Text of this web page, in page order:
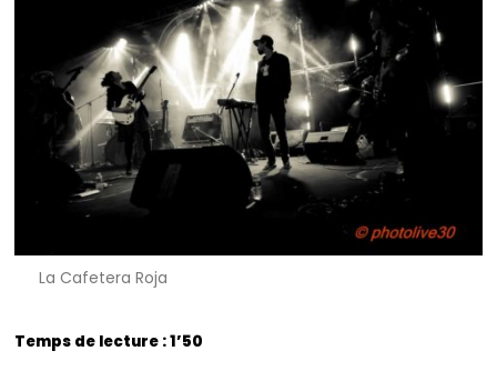
La Cafetera Roja
Temps de lecture : 1’50